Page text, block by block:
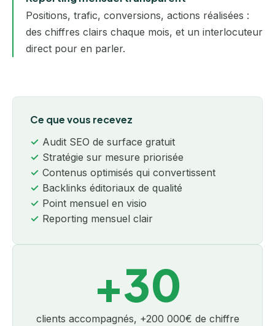
Positions, trafic, conversions, actions réalisées :
des chiffres clairs chaque mois, et un interlocuteur
direct pour en parler.
Ce que vous recevez
Audit SEO de surface gratuit
Stratégie sur mesure priorisée
Contenus optimisés qui convertissent
Backlinks éditoriaux de qualité
Point mensuel en visio
Reporting mensuel clair
+30
clients accompagnés, +200 000€ de chiffre